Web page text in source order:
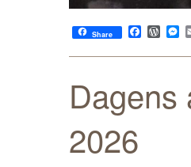
Share
Dagens
2026